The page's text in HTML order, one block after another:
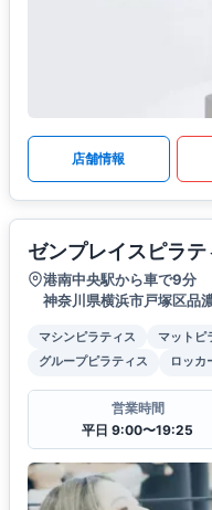
店舗情報
ゼンプレイスピラ
港南中央駅から車で9分
神奈川県横浜市戸塚区
マシンピラティス マットピ
グループピラティス
ロッカ
営業時間
平日 9:00〜19:25